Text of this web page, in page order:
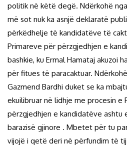
politik në këtë degë. Ndërkohë
më sot nuk ka asnjë deklaratë
përkëdhelje të kandidatëve të
Primareve për përzgjedhjen e
bashkie, ku Ermal Hamataj akuzoi
për fitues të paracaktuar.
Gazmend Bardhi duket se ka
ekuilibruar në lidhje me procesin e
përzgjedhjen e kandidatëve ashtu
barazisë gjinore . Mbetet për tu
vijojë i qetë deri në përfundim të